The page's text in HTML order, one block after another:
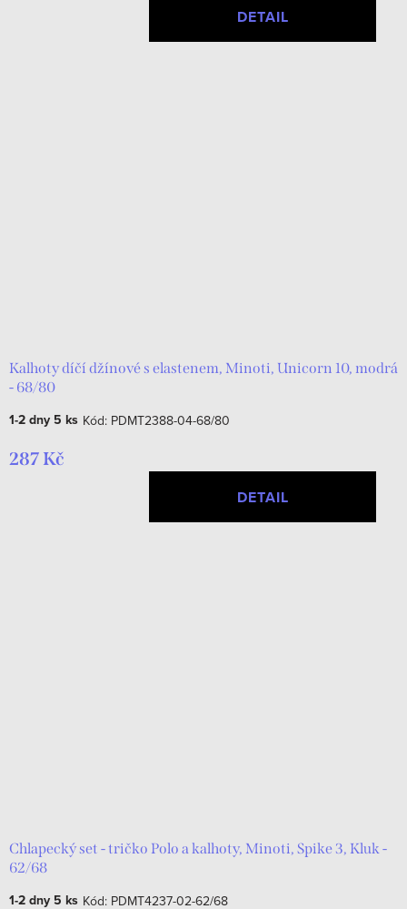
DETAIL
Kalhoty díčí džínové s elastenem, Minoti, Unicorn 10, modrá
- 68/80
1-2 dny 5 ks Kód: PDMT2388-04-68/80
287 Kč
DETAIL
Chlapecký set - tričko Polo a kalhoty, Minoti, Spike 3, Kluk -
62/68
1-2 dny 5 ks Kód: PDMT4237-02-62/68